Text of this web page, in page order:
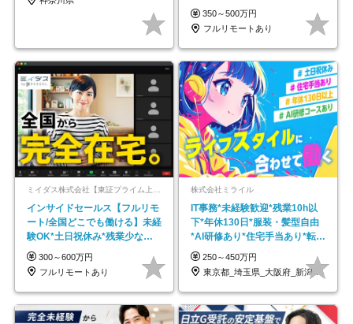
以上
350～500万円
フルリモートあり
インサイドセールス【フルリモ
ート/全国どこでも働ける】未経
験OK*土日祝休み*残業少なめ*
在宅勤務手当あり
300～600万円
フルリモートあり
株式会社ミライル
IT事務*未経験歓迎*残業10h以
下*年休130日*服装・髪型自由
*AI研修あり*住宅手当あり*転勤
なし
250～450万円
東京都_埼玉県_大阪府_新潟県_福岡県